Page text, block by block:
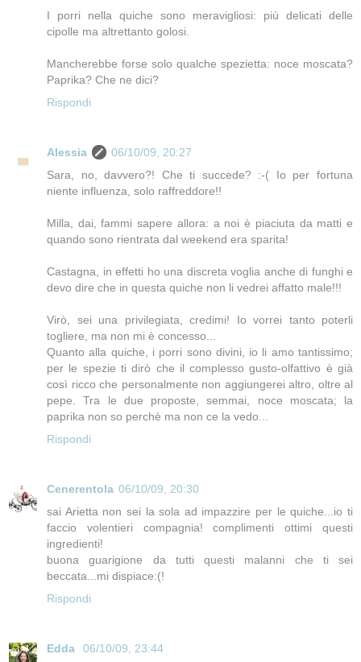
I porri nella quiche sono meravigliosi: più delicati delle
cipolle ma altrettanto golosi.
Mancherebbe forse solo qualche spezietta: noce moscata?
Paprika? Che ne dici?
Rispondi
Alessia
06/10/09, 20:27
Sara, no, davvero?! Che ti succede? :-( Io per fortuna
niente influenza, solo raffreddore!!
Milla, dai, fammi sapere allora: a noi è piaciuta da matti e
quando sono rientrata dal weekend era sparita!
Castagna, in effetti ho una discreta voglia anche di funghi e
devo dire che in questa quiche non li vedrei affatto male!!!
Virò, sei una privilegiata, credimi! Io vorrei tanto poterli
togliere, ma non mi è concesso...
Quanto alla quiche, i porri sono divini, io li amo tantissimo;
per le spezie ti dirò che il complesso gusto-olfattivo è già
così ricco che personalmente non aggiungerei altro, oltre al
pepe. Tra le due proposte, semmai, noce moscata; la
paprika non so perchè ma non ce la vedo...
Rispondi
Cenerentola 06/10/09, 20:30
sai Arietta non sei la sola ad impazzire per le quiche...io ti
faccio volentieri compagnia! complimenti ottimi questi
ingredienti!
buona guarigione da tutti questi malanni che ti sei
beccata...mi dispiace:(!
Rispondi
Edda
06/10/09, 23:44